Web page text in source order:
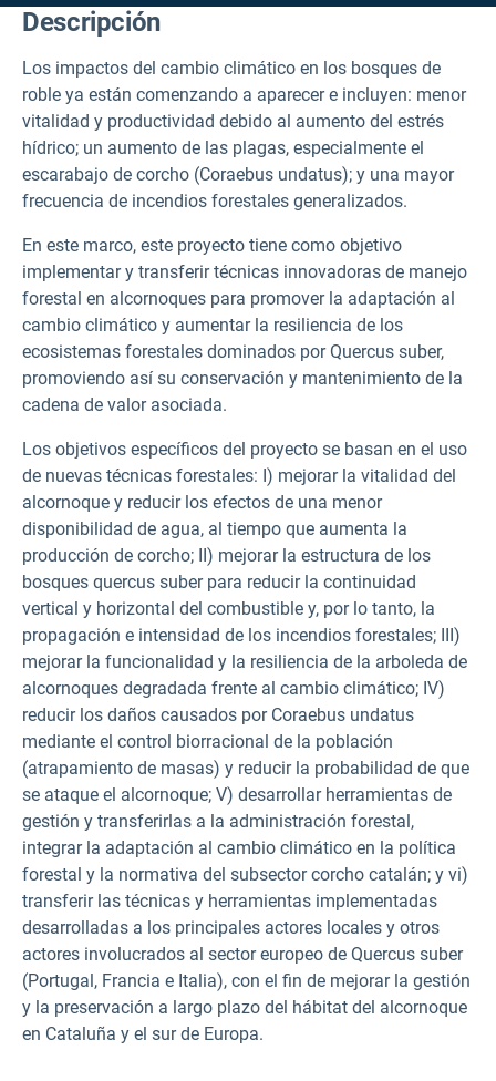
Descripción
Los impactos del cambio climático en los bosques de
roble ya están comenzando a aparecer e incluyen: menor
vitalidad y productividad debido al aumento del estrés
hídrico; un aumento de las plagas, especialmente el
escarabajo de corcho (Coraebus undatus); y una mayor
frecuencia de incendios forestales generalizados.
En este marco, este proyecto tiene como objetivo
implementar y transferir técnicas innovadoras de manejo
forestal en alcornoques para promover la adaptación al
cambio climático y aumentar la resiliencia de los
ecosistemas forestales dominados por Quercus suber,
promoviendo así su conservación y mantenimiento de la
cadena de valor asociada.
Los objetivos específicos del proyecto se basan en el uso
de nuevas técnicas forestales: I) mejorar la vitalidad del
alcornoque y reducir los efectos de una menor
disponibilidad de agua, al tiempo que aumenta la
producción de corcho; II) mejorar la estructura de los
bosques quercus suber para reducir la continuidad
vertical y horizontal del combustible y, por lo tanto, la
propagación e intensidad de los incendios forestales; III)
mejorar la funcionalidad y la resiliencia de la arboleda de
alcornoques degradada frente al cambio climático; IV)
reducir los daños causados por Coraebus undatus
mediante el control biorracional de la población
(atrapamiento de masas) y reducir la probabilidad de que
se ataque el alcornoque; V) desarrollar herramientas de
gestión y transferirlas a la administración forestal,
integrar la adaptación al cambio climático en la política
forestal y la normativa del subsector corcho catalán; y vi)
transferir las técnicas y herramientas implementadas
desarrolladas a los principales actores locales y otros
actores involucrados al sector europeo de Quercus suber
(Portugal, Francia e Italia), con el fin de mejorar la gestión
y la preservación a largo plazo del hábitat del alcornoque
en Cataluña y el sur de Europa.